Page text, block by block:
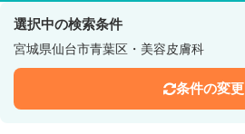
選択中の検索条件
宮城県仙台市青葉区・美容皮膚科
条件の変更